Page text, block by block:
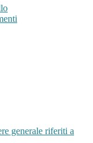
generale riferiti a